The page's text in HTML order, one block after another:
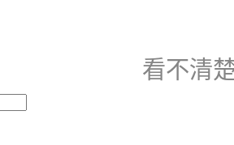
看不清